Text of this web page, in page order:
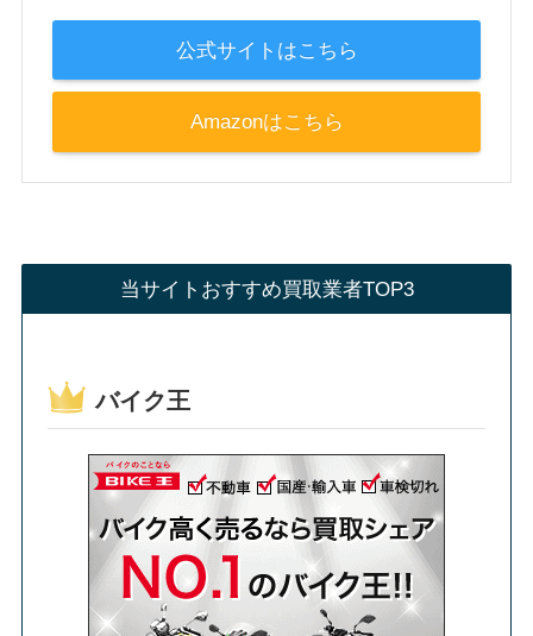
公式サイトはこちら
Amazonはこちら
当サイトおすすめ買取業者TOP3
バイク王